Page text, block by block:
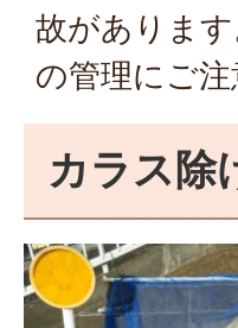
故がありま
の管理にご注
カラス除